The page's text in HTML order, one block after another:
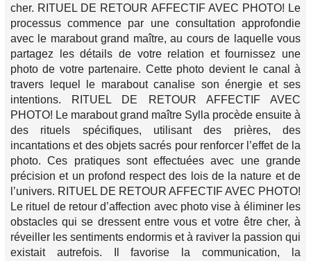
cher. RITUEL DE RETOUR AFFECTIF AVEC PHOTO! Le
processus commence par une consultation approfondie
avec le marabout grand maître, au cours de laquelle vous
partagez les détails de votre relation et fournissez une
photo de votre partenaire. Cette photo devient le canal à
travers lequel le marabout canalise son énergie et ses
intentions. RITUEL DE RETOUR AFFECTIF AVEC
PHOTO! Le marabout grand maître Sylla procède ensuite à
des rituels spécifiques, utilisant des prières, des
incantations et des objets sacrés pour renforcer l’effet de la
photo. Ces pratiques sont effectuées avec une grande
précision et un profond respect des lois de la nature et de
l’univers. RITUEL DE RETOUR AFFECTIF AVEC PHOTO!
Le rituel de retour d’affection avec photo vise à éliminer les
obstacles qui se dressent entre vous et votre être cher, à
réveiller les sentiments endormis et à raviver la passion qui
existait autrefois. Il favorise la communication, la